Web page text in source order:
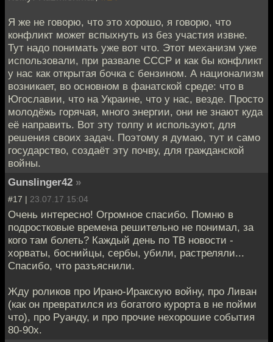
Я же не говорю, что это хорошо, я говорю, что
конфликт может вспыхнуть из без участия извне.
Тут надо понимать уже вот что. Этот механизм уже
использовали, при развале СССР и как бы конфликт
у нас как открытая бочка с бензином. А национализм
возникает, во основном в фанатской среде: что в
Югославии, что на Украине, что у нас, везде. Просто
молодёжь горячая, много энергии, они не знают куда
её направить. Вот эту толпу и используют, для
решения своих задач. Поэтому я думаю, тут и само
государство, создаёт эту почву, для гражданской
войны.
Gunslinger42 »
#17 | 23.07.17 15:04
Очень интересно! Огромное спасибо. Помню в
подростковые времена решительно не понимал, за
кого там болеть? Каждый день по ТВ новости -
хорваты, боснийцы, сербы, убили, растреляли...
Спасибо, что разъяснили.
Жду роликов про Ирано-Иракскую войну, про Ливан
(как он превратился из богатого курорта в не пойми
что), про Руанду, и про прочие нехорошие события
80-90х.